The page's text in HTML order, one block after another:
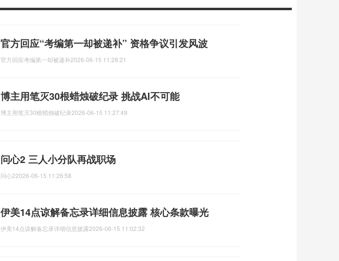
官方回应“考编第一却被递补” 资格争议引发风波
官方回应考编第一却被递补2026-06-15 11:28:21
博主用笔灭30根蜡烛破纪录 挑战AI不可能
博主用笔灭30根蜡烛破纪录2026-06-15 11:27:49
问心2 三人小分队再战职场
问心22026-06-15 11:26:58
伊美14点谅解备忘录详细信息披露 核心条款曝光
伊美14点谅解备忘录详细信息披露2026-06-15 11:02:32